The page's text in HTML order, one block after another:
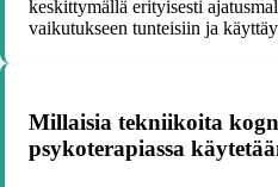
keskittymällä erityisesti
vaikutukseen tunteisiin ja
Millaisia tekniikoita
psykoterapiassa